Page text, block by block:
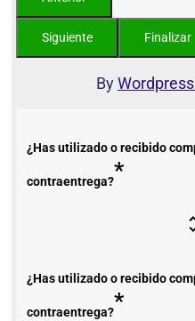
By
¿Has utilizado o recibido
contraentrega?*
¿Has utilizado o recibido
contraentrega?*